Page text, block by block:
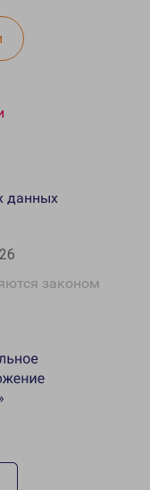
законом
данных